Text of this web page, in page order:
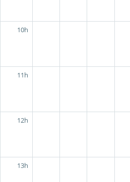
10h
11h
12h
13h